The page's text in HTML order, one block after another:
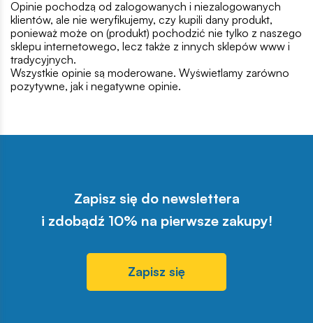
Opinie pochodzą od zalogowanych i niezalogowanych
klientów, ale nie weryfikujemy, czy kupili dany produkt,
ponieważ może on (produkt) pochodzić nie tylko z naszego
sklepu internetowego, lecz także z innych sklepów www i
tradycyjnych.
Wszystkie opinie są moderowane. Wyświetlamy zarówno
pozytywne, jak i negatywne opinie.
Zapisz się do newslettera
i zdobądź 10% na pierwsze zakupy!
Zapisz się